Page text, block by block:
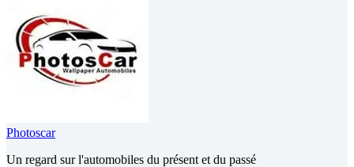
Photoscar
Un regard sur l'automobiles du présent et du passé